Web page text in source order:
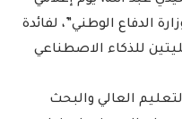
الدفاع الوطني”، لفائدة
للذكاء الاصطناعي
العالي والبحث